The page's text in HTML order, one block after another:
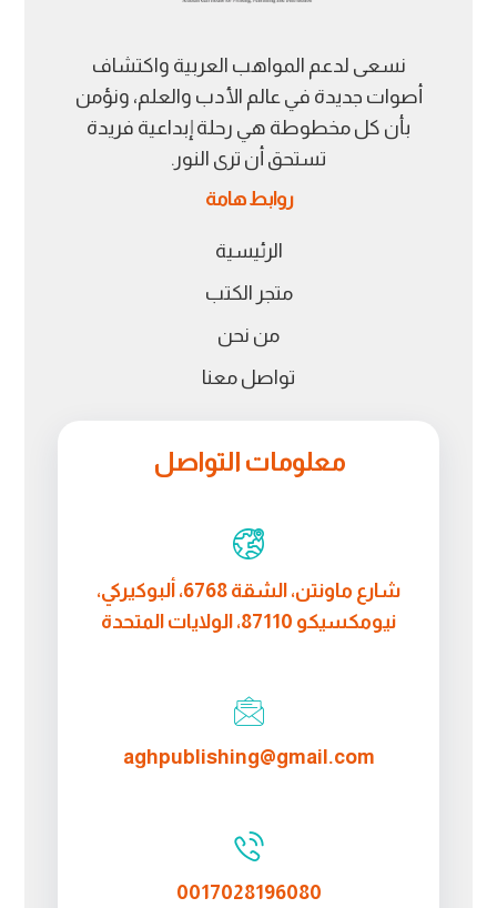
نسعى لدعم المواهب العربية واكتشاف
أصوات جديدة في عالم الأدب والعلم، ونؤمن
بأن كل مخطوطة هي رحلة إبداعية فريدة
تستحق أن ترى النور.
روابط هامة
الرئيسية
متجر الكتب
من نحن
تواصل معنا
معلومات التواصل
شارع ماونتن، الشقة 6768، ألبوكيركي،
نيومكسيكو 87110، الولايات المتحدة
aghpublishing@gmail.com
0017028196080